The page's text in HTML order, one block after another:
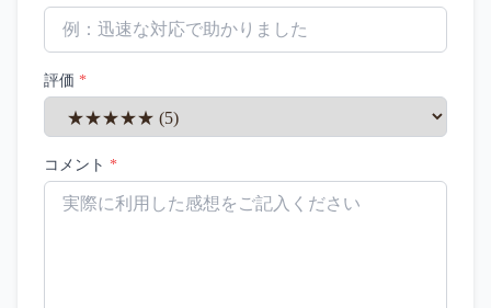
評価 *
コメント *